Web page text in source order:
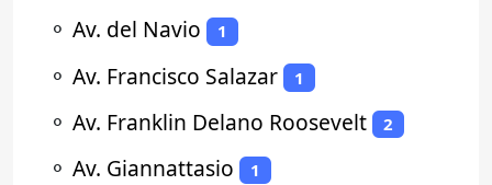
⚬ Av. del Navio 1
⚬ Av. Francisco Salazar 1
⚬ Av. Franklin Delano Roosevelt 2
⚬ Av. Giannattasio 1